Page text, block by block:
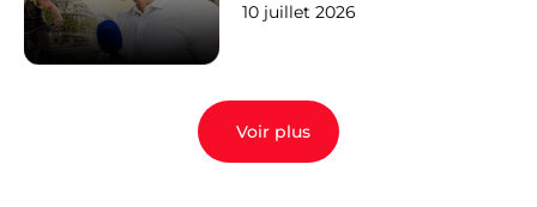
10 juillet 2026
Voir plus